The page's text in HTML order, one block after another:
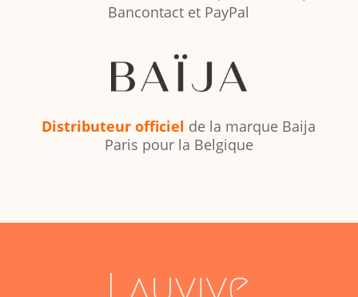
Bancontact et PayPal
Distributeur officiel de la marque Baija
Paris pour la Belgique